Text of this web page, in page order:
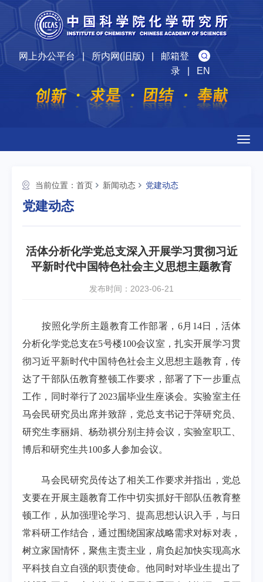
网上办公平台|所内网(旧版)| 邮箱登
录| EN
当前位置： 首页 新闻动态 党建动态
党建动态
活体分析化学党总支深入开展学习贯彻习近
平新时代中国特色社会主义思想主题教育
发布时间：2023-06-21
按照化学所主题教育工作部署， 6月 14日，活体
分析化学党总支在5号楼100会议室，扎实开展学习贯
彻习近平新时代中国特色社会主义思想主题教育，传
达了干部队伍教育整顿工作要求，部署了下一步重点
工作，同时举行了 2023届毕业生座谈会。实验室主任
马会民研究员出席并致辞，党总支书记于萍研究员、
研究生李丽娟、杨劲祺分别主持会议，实验室职工、
博后和研究生共100多人参加会议。
马会民研究员传达了相关工作要求并指出，党总
支要在开展主题教育工作中切实抓好干部队伍教育整
顿工作，从加强理论学习、提高思想认识入手，与日
常科研工作结合，通过围绕国家战略需求对标对表，
树立家国情怀，聚焦主责主业，肩负起加快实现高水
平科技自立自强的职责使命。他同时对毕业生提出了